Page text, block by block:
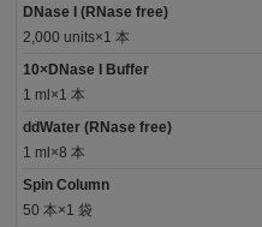
DNase I (RNase free)
2,000 units×1 本
10×DNase I Buffer
1 ml×1 本
ddWater (RNase free)
1 ml×8 本
Spin Column
50 本×1 袋